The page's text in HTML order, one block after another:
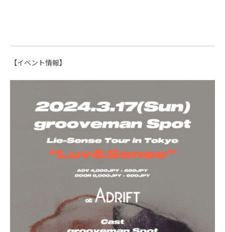
【イベント情報】